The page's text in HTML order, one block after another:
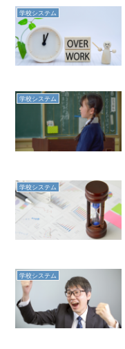
学校システム
学校システム
学校システム
学校システム